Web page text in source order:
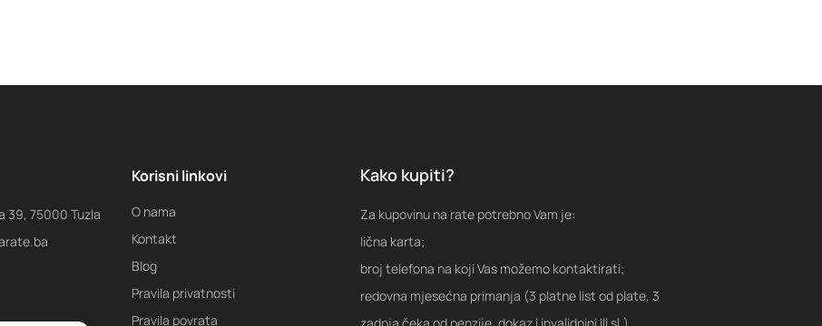
39, 75000 Tuzla
Korisni linkovi
O nama
Kontakt
Blog
Pravila privatnosti
Pravila povrata
Kako kupiti?
Za kupovinu na rate potrebno Vam je:
lična karta;
broj telefona na koji Vas možemo kontaktirati;
redovna mjesećna primanja (3 platne list od plate, 3